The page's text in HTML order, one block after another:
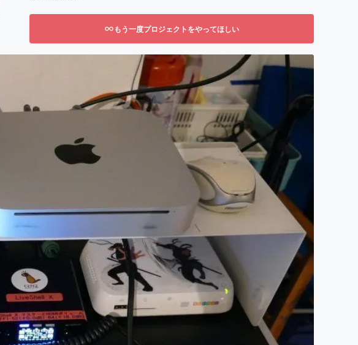
もう一度プロジェクトをやってほしい